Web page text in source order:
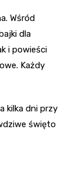
Wśród
dla
i powieści
Każdy
kilka dni przy
święto